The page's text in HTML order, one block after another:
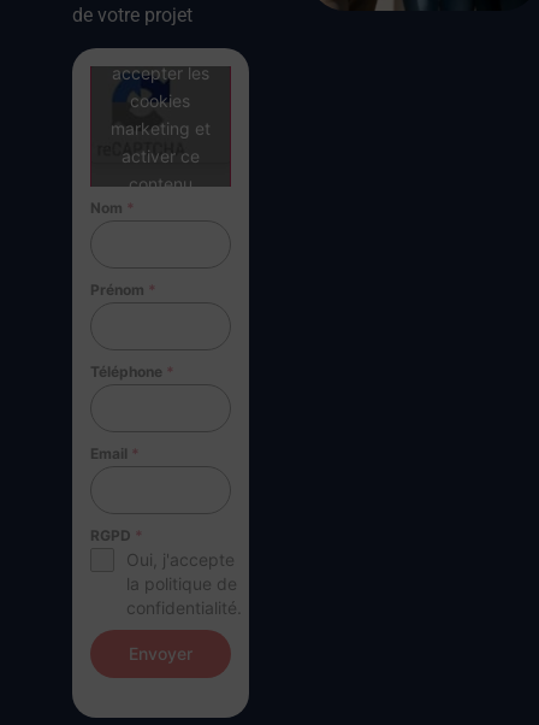
de votre projet
Cliquez pour
accepter les
cookies
marketing et
activer ce
contenu
Nom *
Prénom *
Téléphone *
Email *
RGPD *
Oui, j'accepte
la politique de
confidentialité.
Envoyer